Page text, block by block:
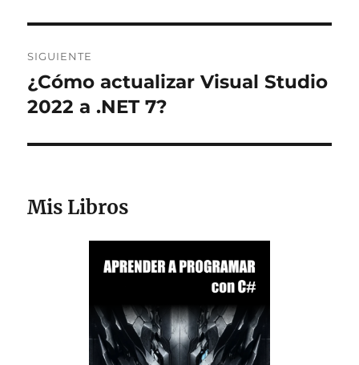
SIGUIENTE
Entrada
siguiente:
¿Cómo actualizar Visual Studio
2022 a .NET 7?
Mis Libros